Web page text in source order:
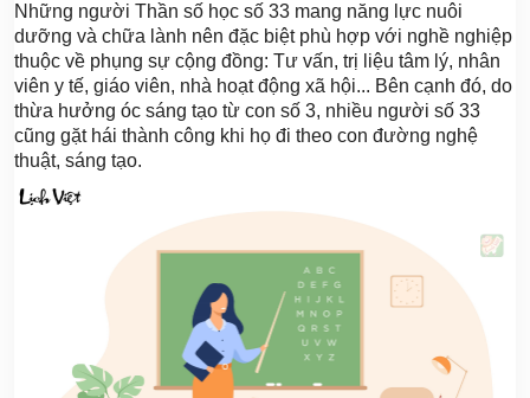
Những người Thần số học số 33 mang năng lực nuôi
dưỡng và chữa lành nên đặc biệt phù hợp với nghề nghiệp
thuộc về phụng sự cộng đồng: Tư vấn, trị liệu tâm lý, nhân
viên y tế, giáo viên, nhà hoạt động xã hội... Bên cạnh đó, do
thừa hưởng óc sáng tạo từ con số 3, nhiều người số 33
cũng gặt hái thành công khi họ đi theo con đường nghệ
thuật, sáng tạo.